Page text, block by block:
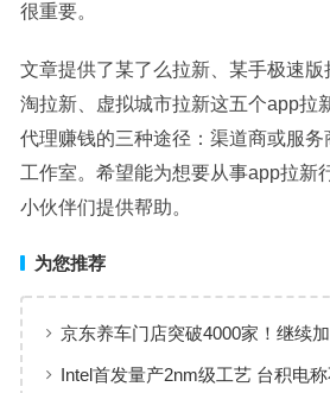
很重要。
文章提供了某了么拉新、某手极速
淘拉新、虚拟城市拉新这五个app拉
代理赚钱的三种途径：渠道商或服
工作室。希望能为想要从事app拉新
小伙伴们提供帮助。
为您推荐
京东养车门店突破4000家！继续
Intel首发量产2nm级工艺 台积电